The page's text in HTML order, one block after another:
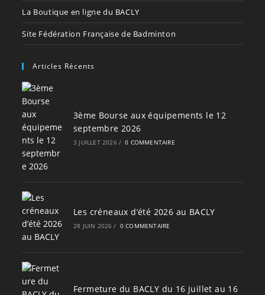
La Boutique en ligne du BACLY
Site Fédération Française de Badminton
Articles Récents
3ème Bourse aux équipements le 12
septembre 2026
3 JUILLET 2026 / 0 COMMENTAIRE
Les créneaux d’été 2026 au BACLY
28 JUIN 2026 / 0 COMMENTAIRE
Fermeture du BACLY du 16 juillet au 16